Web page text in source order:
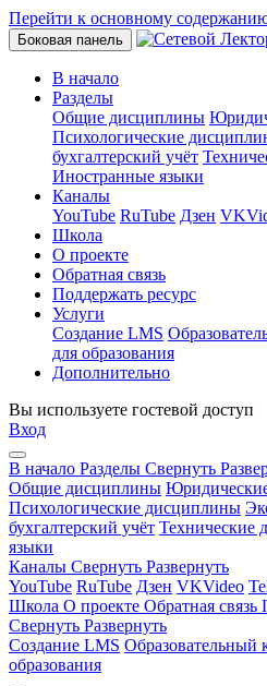
Перейти к основному
Боковая панель
В начало
Разделы
Общие дисциплины
Психологические
бухгалтерский учёт
Иностранные языки
Каналы
YouTube RuTube Дзен
Школа
О проекте
Обратная связь
Поддержать ресурс
Услуги
Создание LMS
для образования
Дополнительно
Вы используете гостевой доступ
Вход
В начало Разделы Свернуть
Общие дисциплины
Психологические дисциплины
бухгалтерский учёт Технические
языки
Каналы Свернуть Развернуть
YouTube RuTube Дзен VKVideo
Школа О проекте Обратная связь
Свернуть Развернуть
Создание LMS Образовательный
образования